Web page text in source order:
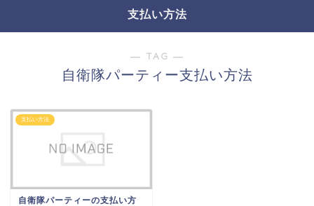
支払い方法
― TAG ―
自衛隊パーティー支払い方法
支払い方法
自衛隊パーティーの支払い方